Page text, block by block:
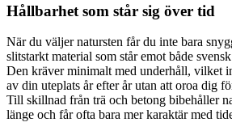
Hållbarhet som står sig över tid
När du väljer natursten får du inte bara
slitstarkt material som står emot både
Den kräver minimalt med underhåll, vilket
av din uteplats år efter år utan att oroa dig
Till skillnad från trä och betong bibehåller
länge och får ofta bara mer karaktär med